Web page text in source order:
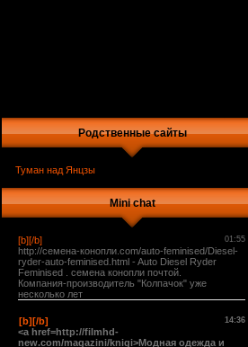
Родственные сайты
Туман над Янцзы
Mini chat